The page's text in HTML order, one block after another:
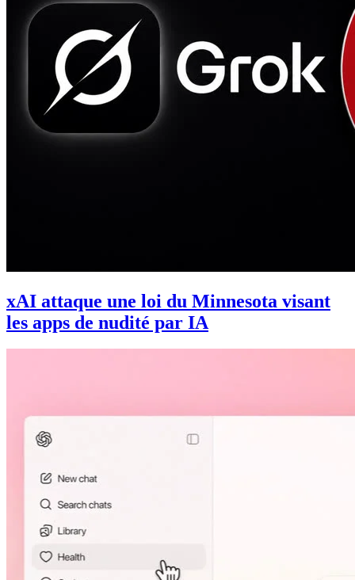
xAI attaque une loi du Minnesota visant
les apps de nudité par IA